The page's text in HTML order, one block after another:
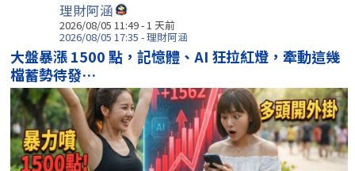
理財阿涵
2026/08/05 11:49 - 1 天前
2026/08/05 17:35 - 理財阿涵
大盤暴漲 1500 點，記憶體、AI 狂拉紅燈，牽動這幾
檔蓄勢待發…